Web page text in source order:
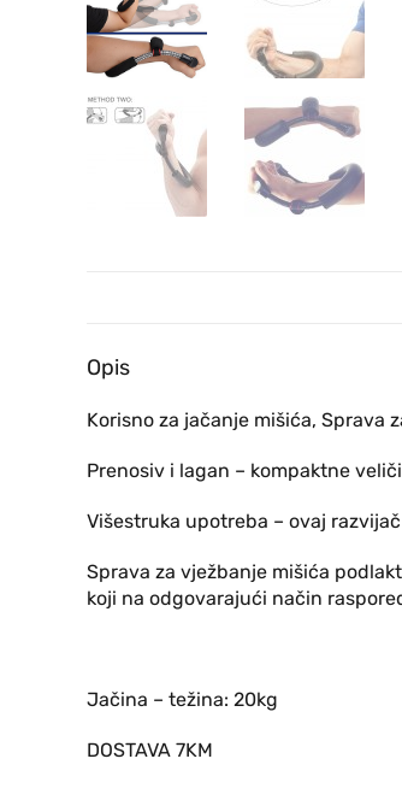
Opis
Korisno za jačanje mišića, Sprava
Prenosiv i lagan – kompaktne
Višestruka upotreba – ovaj
Sprava za vježbanje mišića
koji na odgovarajući način
Jačina – težina: 20kg
DOSTAVA 7KM